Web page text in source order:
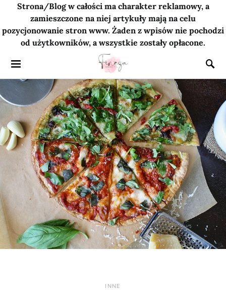
Strona/Blog w całości ma charakter reklamowy, a
zamieszczone na niej artykuły mają na celu
pozycjonowanie stron www. Żaden z wpisów nie pochodzi
od użytkowników, a wszystkie zostały opłacone.
INNE